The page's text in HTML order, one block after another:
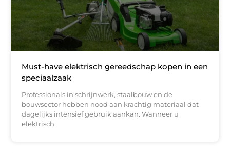
Must-have elektrisch gereedschap kopen in een
speciaalzaak
Professionals in schrijnwerk, staalbouw en de
bouwsector hebben nood aan krachtig materiaal dat
dagelijks intensief gebruik aankan. Wanneer u
elektrisch